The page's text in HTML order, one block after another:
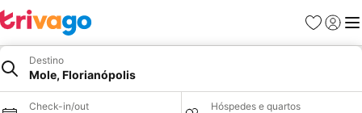
Favoritos
Iniciar
Destino
Mole, Florianópolis
Check-in/out Hóspedes e quartos